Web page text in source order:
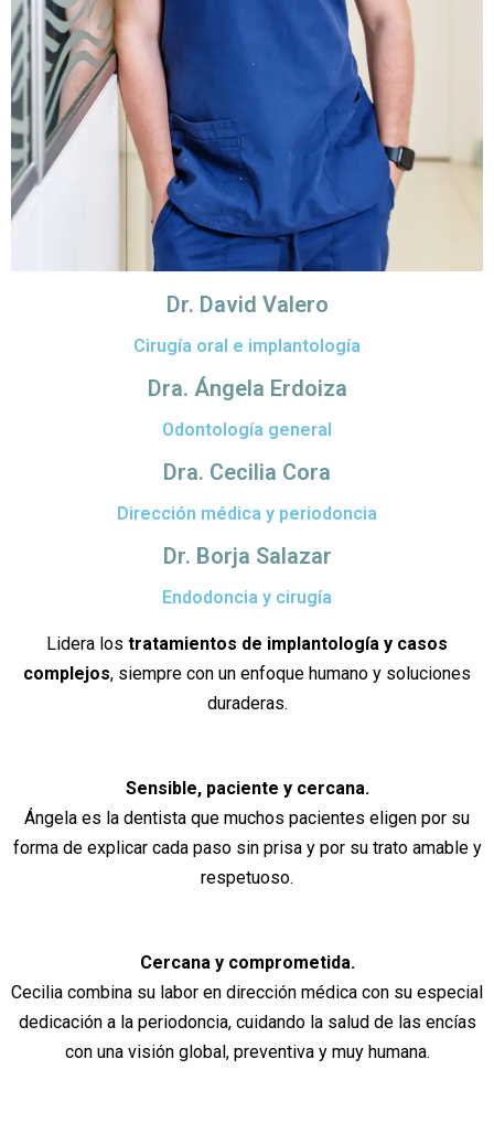
Dr. David Valero
Cirugía oral e implantología
Dra. Ángela Erdoiza
Odontología general
Dra. Cecilia Cora
Dirección médica y periodoncia
Dr. Borja Salazar
Endodoncia y cirugía
Lidera los tratamientos de implantología y casos
complejos, siempre con un enfoque humano y soluciones
duraderas.
Sensible, paciente y cercana.
Ángela es la dentista que muchos pacientes eligen por su
forma de explicar cada paso sin prisa y por su trato amable y
respetuoso.
Cercana y comprometida.
Cecilia combina su labor en dirección médica con su especial
dedicación a la periodoncia, cuidando la salud de las encías
con una visión global, preventiva y muy humana.